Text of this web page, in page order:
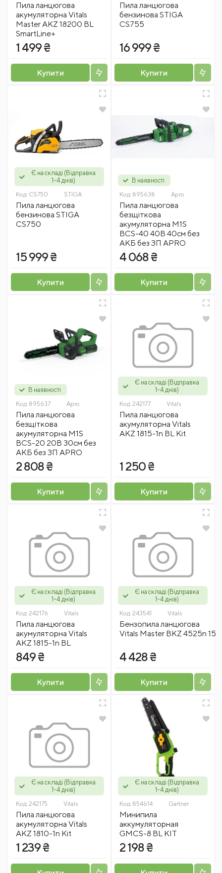
Пила ланцюгова
акумуляторна Vitals
Master AKZ 18200 BL
SmartLine+
1 499 ₴
Купити
Пила ланцюгова
бензинова STIGA
CS755
16 999 ₴
Купити
Є на складі (Відправка
1-4 днів)
Код: CS750 STIGA
Пила ланцюгова
бензинова STIGA
CS750
15 999 ₴
Купити
В наявності
Код: 895638 Apro
Пила ланцюгова
безщіткова
акумуляторна M1S
BCS-40 40В 40см без
АКБ без ЗП APRO
4 068 ₴
Купити
В наявності
Код: 895637 Apro
Пила ланцюгова
безщіткова
акумуляторна M1S
BCS-20 20В 30см без
АКБ без ЗП APRO
2 808 ₴
Купити
Є на складі (Відправка
1-4 днів)
Код: 242177 Vitals
Пила ланцюгова
акумуляторна Vitals
AKZ 1815-1n BL Kit
1 250 ₴
Купити
Є на складі (Відправка
1-4 днів)
Код: 242176 Vitals
Пила ланцюгова
акумуляторна Vitals
AKZ 1815-1n BL
849 ₴
Купити
Є на складі (Відправка
1-4 днів)
Код: 243541 Vitals
Бензопила ланцюгова
Vitals Master BKZ 4525n 15
4 428 ₴
Купити
Є на складі (Відправка
1-4 днів)
Код: 242175 Vitals
Пила ланцюгова
акумуляторна Vitals
AKZ 1810-1n Kit
1 239 ₴
Є на складі (Відправка
1-4 днів)
Код: 854614 Gartner
Минипила
аккумуляторная
GMCS-8 BL KIT
2 198 ₴